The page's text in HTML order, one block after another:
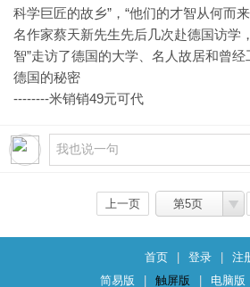
科学巨匠的故乡”，“他们的才智从何而
名作家蔡天新先生先后几次赴德国访学
智”走访了德国的大学、名人故居和曾
德国的秘密
--------米销销49元可代
上一页 第5页
首页 登录
注
简易版
触屏版 电脑版